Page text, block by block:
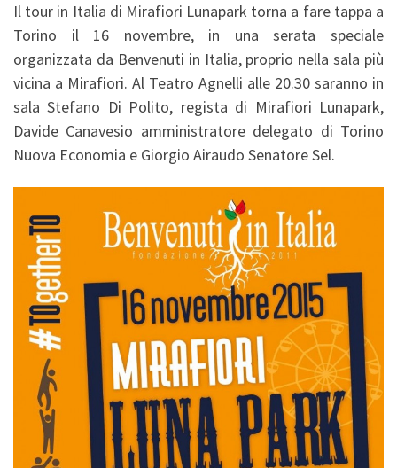
Il tour in Italia di Mirafiori Lunapark torna a fare tappa a
Torino il 16 novembre, in una serata speciale
organizzata da Benvenuti in Italia, proprio nella sala più
vicina a Mirafiori. Al Teatro Agnelli alle 20.30 saranno in
sala Stefano Di Polito, regista di Mirafiori Lunapark,
Davide Canavesio amministratore delegato di Torino
Nuova Economia e Giorgio Airaudo Senatore Sel.